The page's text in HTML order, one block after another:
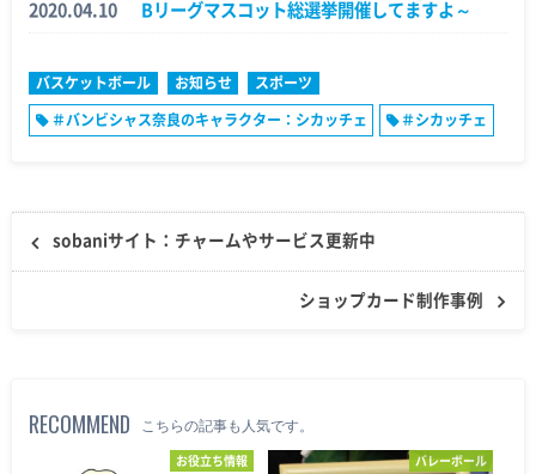
2020.04.10 Bリーグマスコット総選挙開催してますよ～
バスケットボール お知らせ スポーツ
＃バンビシャス奈良のキャラクター：シカッチェ ＃シカッチェ
sobaniサイト：チャームやサービス更新中
ショップカード制作事例
RECOMMEND こちらの記事も人気です。
お役立ち情報 バレーボール